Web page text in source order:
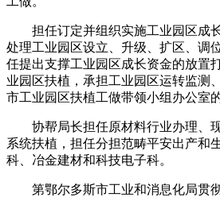
担任订定并组织实施工业园区成
处理工业园区设立、升级、扩区、调
任提出支撑工业园区成长资金的放置
业园区扶植，承担工业园区运转监测
市工业园区扶植工做带领小组办公室
协帮局长担任原材料行业办理、
系统扶植，担任分担范畴平安出产和
科、冶金建材和科技电子科。
第鄂尔多斯市工业和消息化局贯